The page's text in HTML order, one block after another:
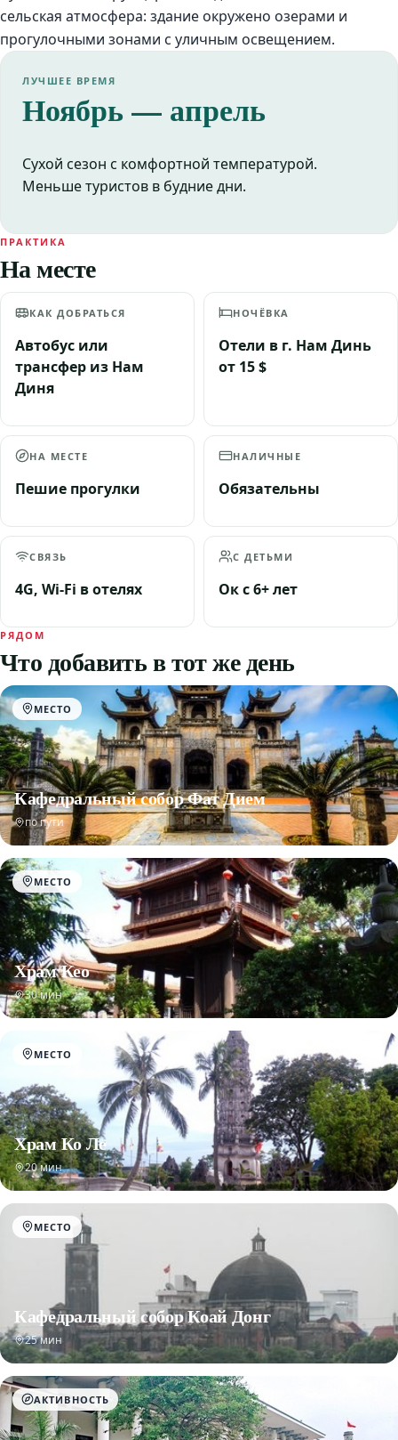
сельская атмосфера: здание окружено озерами и
прогулочными зонами с уличным освещением.
ЛУЧШЕЕ ВРЕМЯ
Ноябрь — апрель
Сухой сезон с комфортной температурой.
Меньше туристов в будние дни.
ПРАКТИКА
На месте
КАК ДОБРАТЬСЯ
Автобус или
трансфер из Нам
Диня
НОЧЁВКА
Отели в г. Нам Динь
от 15 $
НА МЕСТЕ
Пешие прогулки
НАЛИЧНЫЕ
Обязательны
СВЯЗЬ
4G, Wi-Fi в отелях
С ДЕТЬМИ
Ок с 6+ лет
РЯДОМ
Что добавить в тот же день
МЕСТО
Кафедральный собор Фат Дием
по пути
МЕСТО
Храм Кео
30 мин
МЕСТО
Храм Ко Ле
20 мин
МЕСТО
Кафедральный собор Коай Донг
25 мин
АКТИВНОСТЬ